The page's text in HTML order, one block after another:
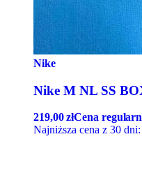
Nike
Nike M NL SS
219,00złCena
Najniższa cena z 30 dni: